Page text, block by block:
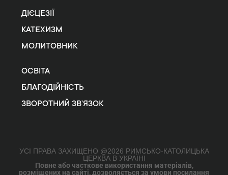
ДІЄЦЕЗІЇ
КАТЕХИЗМ
МОЛИТОВНИК
ОСВІТА
БЛАГОДІЙНІСТЬ
ЗВОРОТНИЙ ЗВ’ЯЗОК
УСІ ПРАВА ЗАХИЩЕНО @2026 РИМСЬКО-КАТОЛИЦЬКА
ЦЕРКВА В УКРАЇНІ
Повне або часткове використання матеріалів,
розміщених на сайті, дозволяється за умови посилання